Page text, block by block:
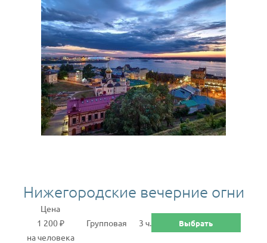
Нижегородские вечерние огни
Цена
1 200 ₽
на человека
Групповая 3 ч. Выбрать